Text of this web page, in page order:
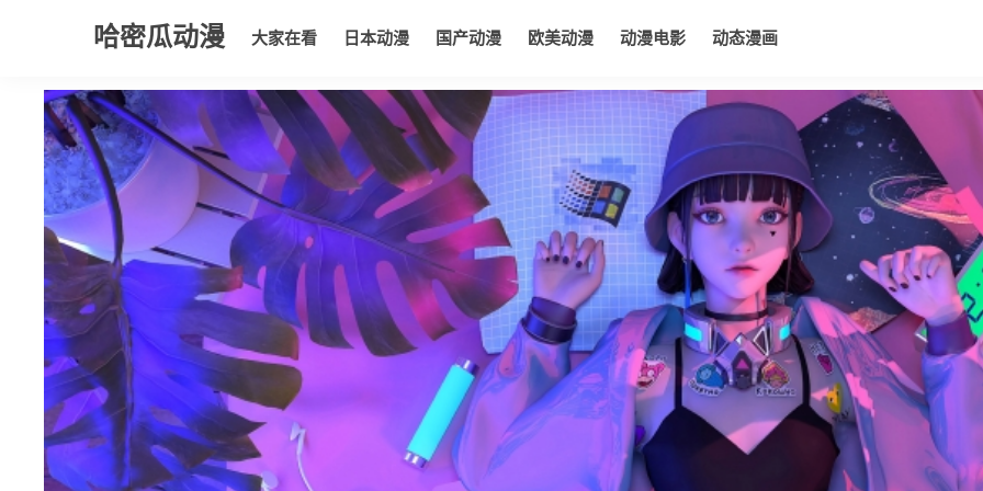
哈密瓜动漫 大家在看 日本动漫 国产动漫 欧美动漫 动漫电影 动态漫画
大家在看 日本动漫 国产动漫 欧美动漫 动漫电影 动态漫画